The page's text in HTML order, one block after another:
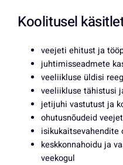
Koolitusel
veejeti ehitust ja
juhtimisseadmete
veeliikluse üldisi
veeliikluse tähistusi
jetijuhi vastutust ja
ohutusnõudeid
keskkonnahoidu ja
veekogul